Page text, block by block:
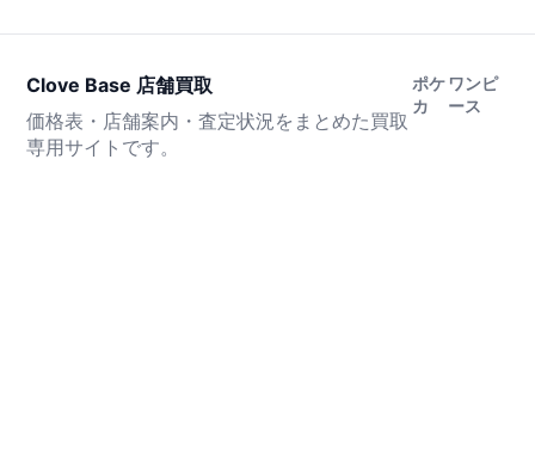
Clove Base 店舗買取
価格表・店舗案内・査定状況をまとめた買取
専用サイトです。
ポケ
カ
ワンピ
ース